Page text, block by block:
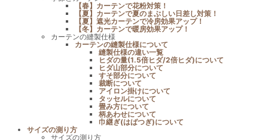
【春】カーテンで花粉対策！
【夏】カーテンで夏のまぶしい日差し対策！
【夏】遮光カーテンで冷房効果アップ！
【冬】カーテンで暖房効果アップ！
カーテンの縫製仕様
カーテンの縫製仕様について
縫製仕様の違い一覧
ヒダの量(1.5倍ヒダ/2倍ヒダ)について
ヒダ山部分について
すそ部分について
裁断について
アイロン掛けについて
タッセルについて
畳み方について
柄あわせについて
巾継ぎ(はばつぎ)について
サイズの測り方
サイズの測り方